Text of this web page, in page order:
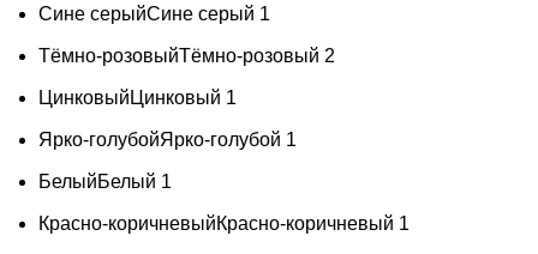
Сине серыйСине серый 1
Тёмно-розовыйТёмно-розовый 2
Цинковый Цинковый 1
Ярко-голубойЯрко-голубой 1
БелыйБелый 1
Красно-коричневыйКрасно-коричневый 1